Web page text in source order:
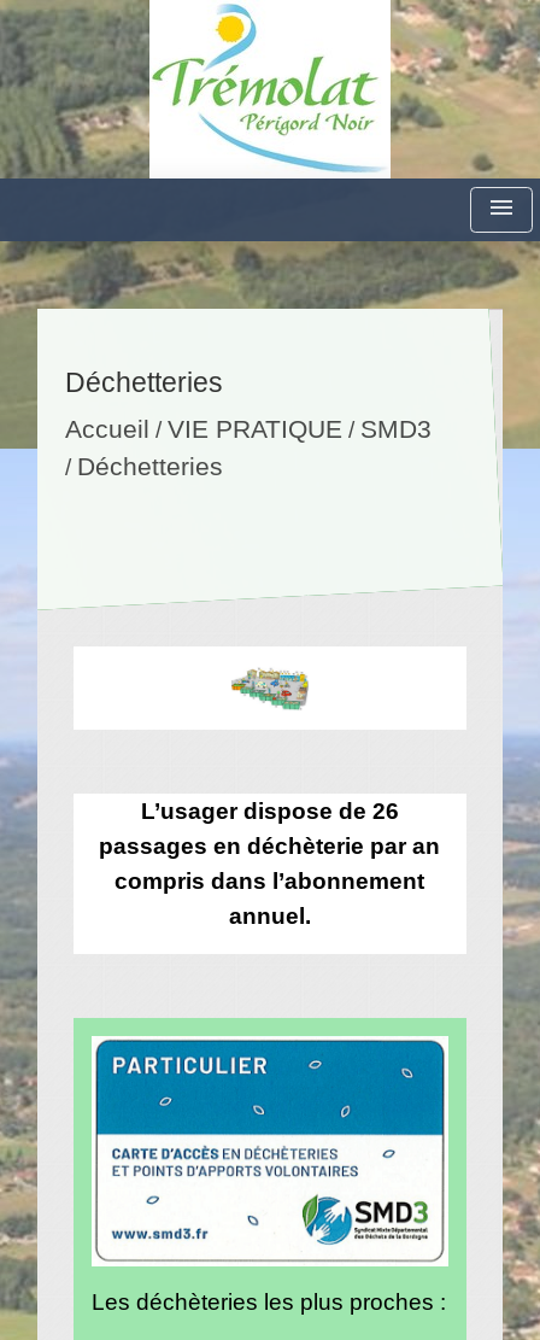
menu
Déchetteries
Accueil /VIE PRATIQUE / SMD3
/ Déchetteries
L’usager dispose de 26
passages en déchèterie par an
compris dans l’abonnement
annuel.
Les déchèteries les plus proches :